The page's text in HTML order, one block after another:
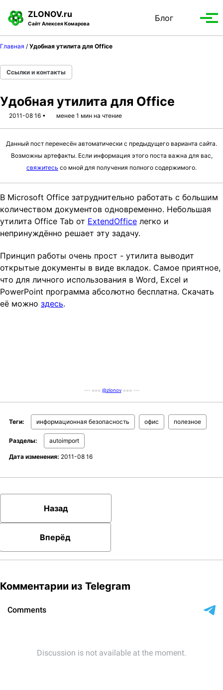
p
o
p
i
a
v
i
g
a
t
o
n
p
o
c
n
e
p
o
f
o
e
ZLONOV.ru
Сайт Алексея Комарова
Блог
Toggle
Главная / Удобная утилита для Office
Ссылки и контакты
Удобная утилита для Office
2011-08 16 менее 1 мин на чтение
Данный пост перенесён автоматически с предыдущего варианта сайта.
Возможны артефакты. Если информация этого поста важна для вас,
свяжитесь со мной для получения полного содержимого.
В Microsoft Office затруднительно работать с большим
количеством документов одновременно. Небольшая
утилита Office Tab от ExtendOffice легко и
непринуждённо решает эту задачу.
Принцип работы очень прост - утилита выводит
открытые документы в виде вкладок. Самое приятное,
что для личного использования в Word, Excel и
PowerPoint программа абсолютно бесплатна. Скачать
её можно здесь.
--- === @zlonov=== ---
Теги: информационная безопасность офис полезное
Разделы: autoimport
Дата изменения: 2011-08 16
Назад
Вперёд
Комментарии из Telegram